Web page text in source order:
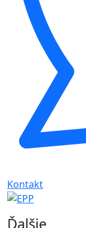
Kontakt
Ďalšie